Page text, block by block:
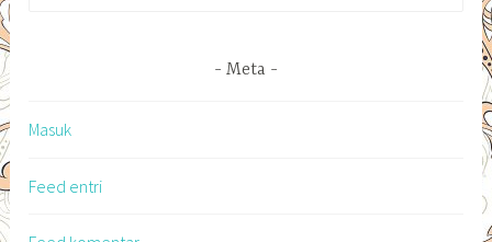
Meta
Masuk
Feed entri